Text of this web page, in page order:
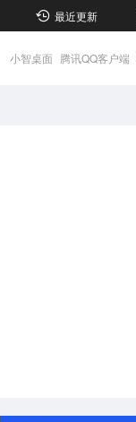
最近更新
小智桌面 腾讯QQ客户端